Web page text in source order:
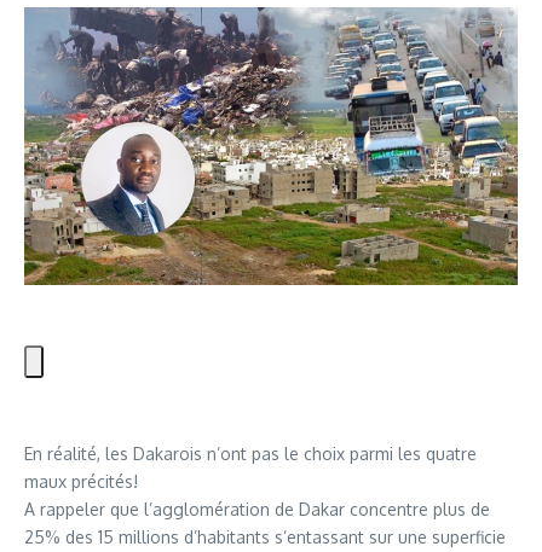
En réalité, les Dakarois n’ont pas le choix parmi les quatre
maux précités!
A rappeler que l’agglomération de Dakar concentre plus de
25% des 15 millions d’habitants s’entassant sur une superficie